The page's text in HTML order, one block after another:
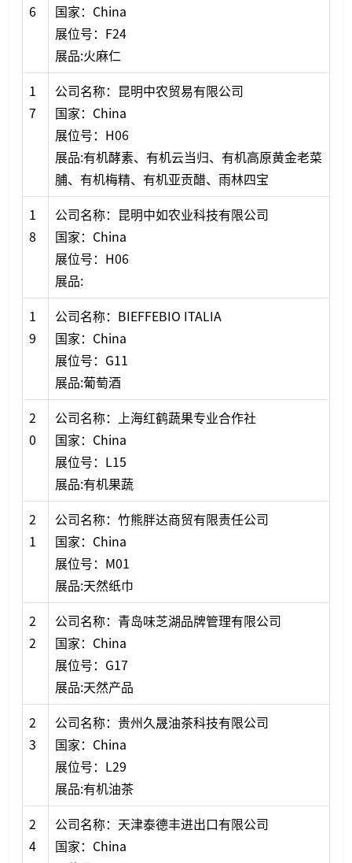
6
国家：China
展位号：F24
展品:火麻仁
1
7
公司名称：昆明中农贸易有限公司
国家：China
展位号：H06
展品:有机酵素、有机云当归、有机高原黄金老菜
脯、有机梅精、有机亚贡醋、雨林四宝
1
8
公司名称：昆明中如农业科技有限公司
国家：China
展位号：H06
展品:
1
9
公司名称：BIEFFEBIO ITALIA
国家：China
展位号：G11
展品:葡萄酒
2
0
公司名称：上海红鹤蔬果专业合作社
国家：China
展位号：L15
展品:有机果蔬
2
1
公司名称：竹熊胖达商贸有限责任公司
国家：China
展位号：M01
展品:天然纸巾
2
2
公司名称：青岛味芝湖品牌管理有限公司
国家：China
展位号：G17
展品:天然产品
2
3
公司名称：贵州久晟油茶科技有限公司
国家：China
展位号：L29
展品:有机油茶
2
4
公司名称：天津泰德丰进出口有限公司
国家：China